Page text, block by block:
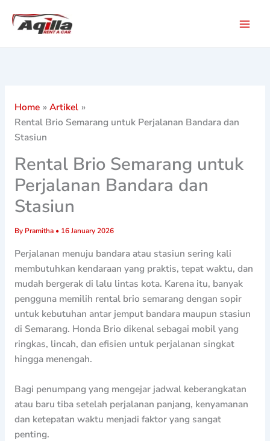
Home
Artikel
Rental Brio Semarang untuk Perjalanan Bandara dan
Stasiun
Rental Brio Semarang untuk
Perjalanan Bandara dan
Stasiun
By Pramitha • 16 January 2026
Perjalanan menuju bandara atau stasiun sering kali
membutuhkan kendaraan yang praktis, tepat waktu, dan
mudah bergerak di lalu lintas kota. Karena itu, banyak
pengguna memilih rental brio semarang dengan sopir
untuk kebutuhan antar jemput bandara maupun stasiun
di Semarang. Honda Brio dikenal sebagai mobil yang
ringkas, lincah, dan efisien untuk perjalanan singkat
hingga menengah.
Bagi penumpang yang mengejar jadwal keberangkatan
atau baru tiba setelah perjalanan panjang, kenyamanan
dan ketepatan waktu menjadi faktor yang sangat
penting.